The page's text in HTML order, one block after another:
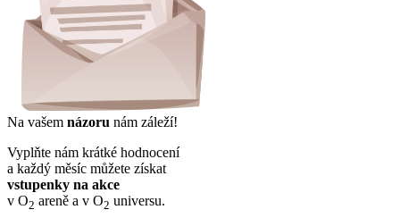
Na vašem názoru nám záleží!
Vyplňte nám krátké hodnocení
a každý měsíc můžete získat
vstupenky na akce
v O2 areně a v O2 universu.